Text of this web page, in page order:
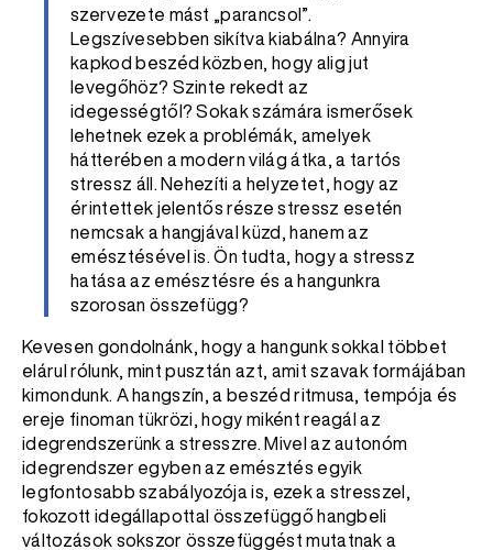
szervezete mást „parancsol”.
Legszívesebben sikítva kiabálna? Annyira
kapkod beszéd közben, hogy alig jut
levegőhöz? Szinte rekedt az
idegességtől? Sokak számára ismerősek
lehetnek ezek a problémák, amelyek
hátterében a modern világ átka, a tartós
stressz áll. Nehezíti a helyzetet, hogy az
érintettek jelentős része stressz esetén
nemcsak a hangjával küzd, hanem az
emésztésével is. Ön tudta, hogy a stressz
hatása az emésztésre és a hangunkra
szorosan összefügg?
Kevesen gondolnánk, hogy a hangunk sokkal többet
elárul rólunk, mint pusztán azt, amit szavak formájában
kimondunk. A hangszín, a beszéd ritmusa, tempója és
ereje finoman tükrözi, hogy miként reagál az
idegrendszerünk a stresszre. Mivel az autonóm
idegrendszer egyben az emésztés egyik
legfontosabb szabályozója is, ezek a stresszel,
fokozott idegállapottal összefüggő hangbeli
változások sokszor összefüggést mutatnak a